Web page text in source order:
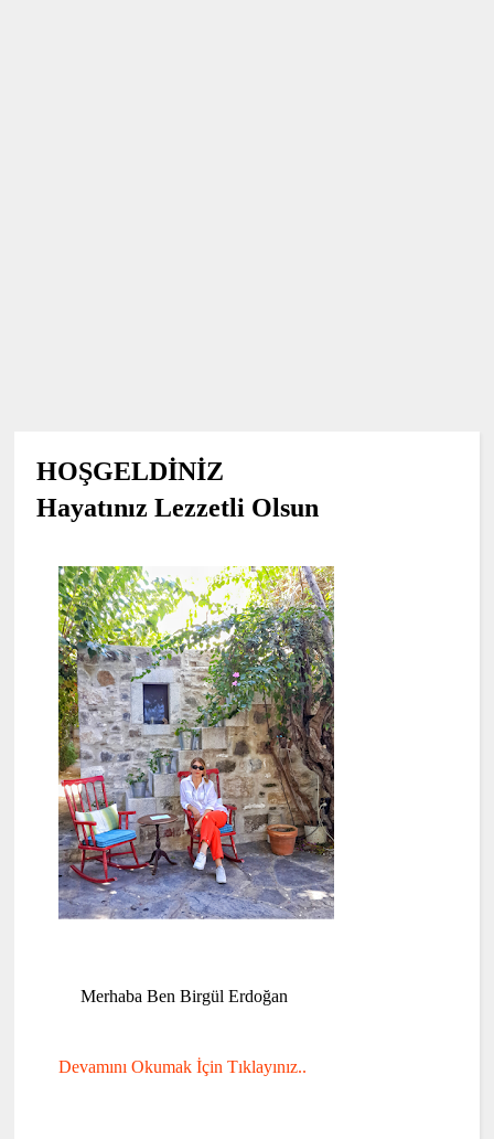
HOŞGELDİNİZ
Hayatınız Lezzetli Olsun
Merhaba Ben Birgül Erdoğan
Devamını Okumak İçin Tıklayınız..